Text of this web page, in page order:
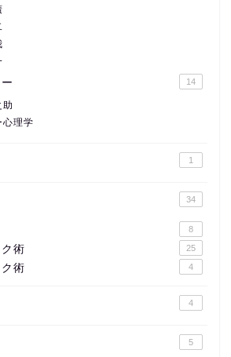
14
助
心理学
1
34
8
術 25
術 4
4
5